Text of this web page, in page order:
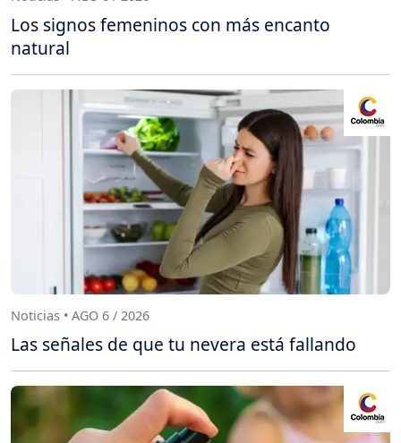
Los signos femeninos con más encanto
natural
Noticias • AGO 6 / 2026
Las señales de que tu nevera está fallando